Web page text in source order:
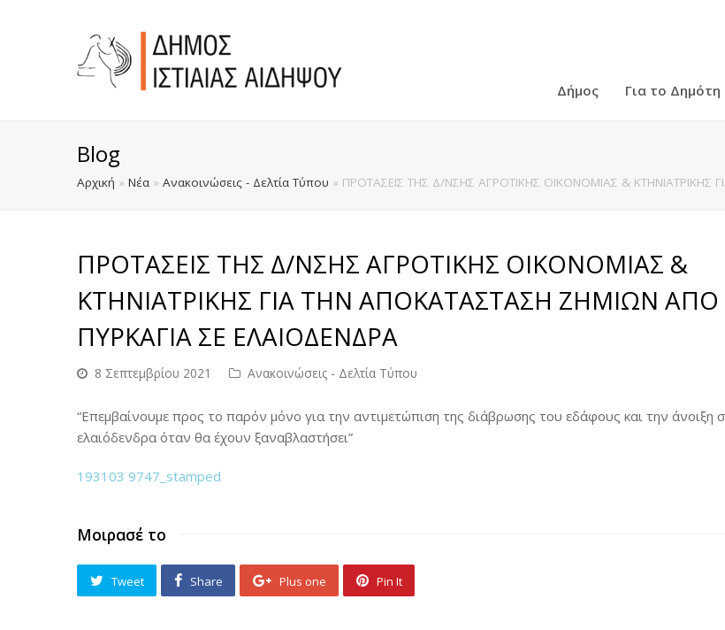
Δήμος Για το Δημότη
Blog
Αρχική » Νέα » Ανακοινώσεις - Δελτία Τύπου » ΠΡΟΤΑΣΕΙΣ ΤΗΣ Δ/ΝΣΗΣ ΑΓΡΟΤΙΚΗΣ ΟΙΚΟΝΟΜΙΑΣ &
ΠΡΟΤΑΣΕΙΣ ΤΗΣ Δ/ΝΣΗΣ ΑΓΡΟΤΙΚΗΣ ΟΙΚΟΝΟΜΙΑΣ &
ΚΤΗΝΙΑΤΡΙΚΗΣ ΓΙΑ ΤΗΝ ΑΠΟΚΑΤΑΣΤΑΣΗ ΖΗΜΙΩΝ
ΠΥΡΚΑΓΙΑ ΣΕ ΕΛΑΙΟΔΕΝΔΡΑ
8 Σεπτεμβρίου 2021 Ανακοινώσεις - Δελτία Τύπου
“Επεμβαίνουμε προς το παρόν μόνο για την αντιμετώπιση της διάβρωσης του εδάφους και την άνοιξη
ελαιόδενδρα όταν θα έχουν ξαναβλαστήσει”
193103 9747_stamped
Μοιρασέ το
Tweet Share Plus one Pin It